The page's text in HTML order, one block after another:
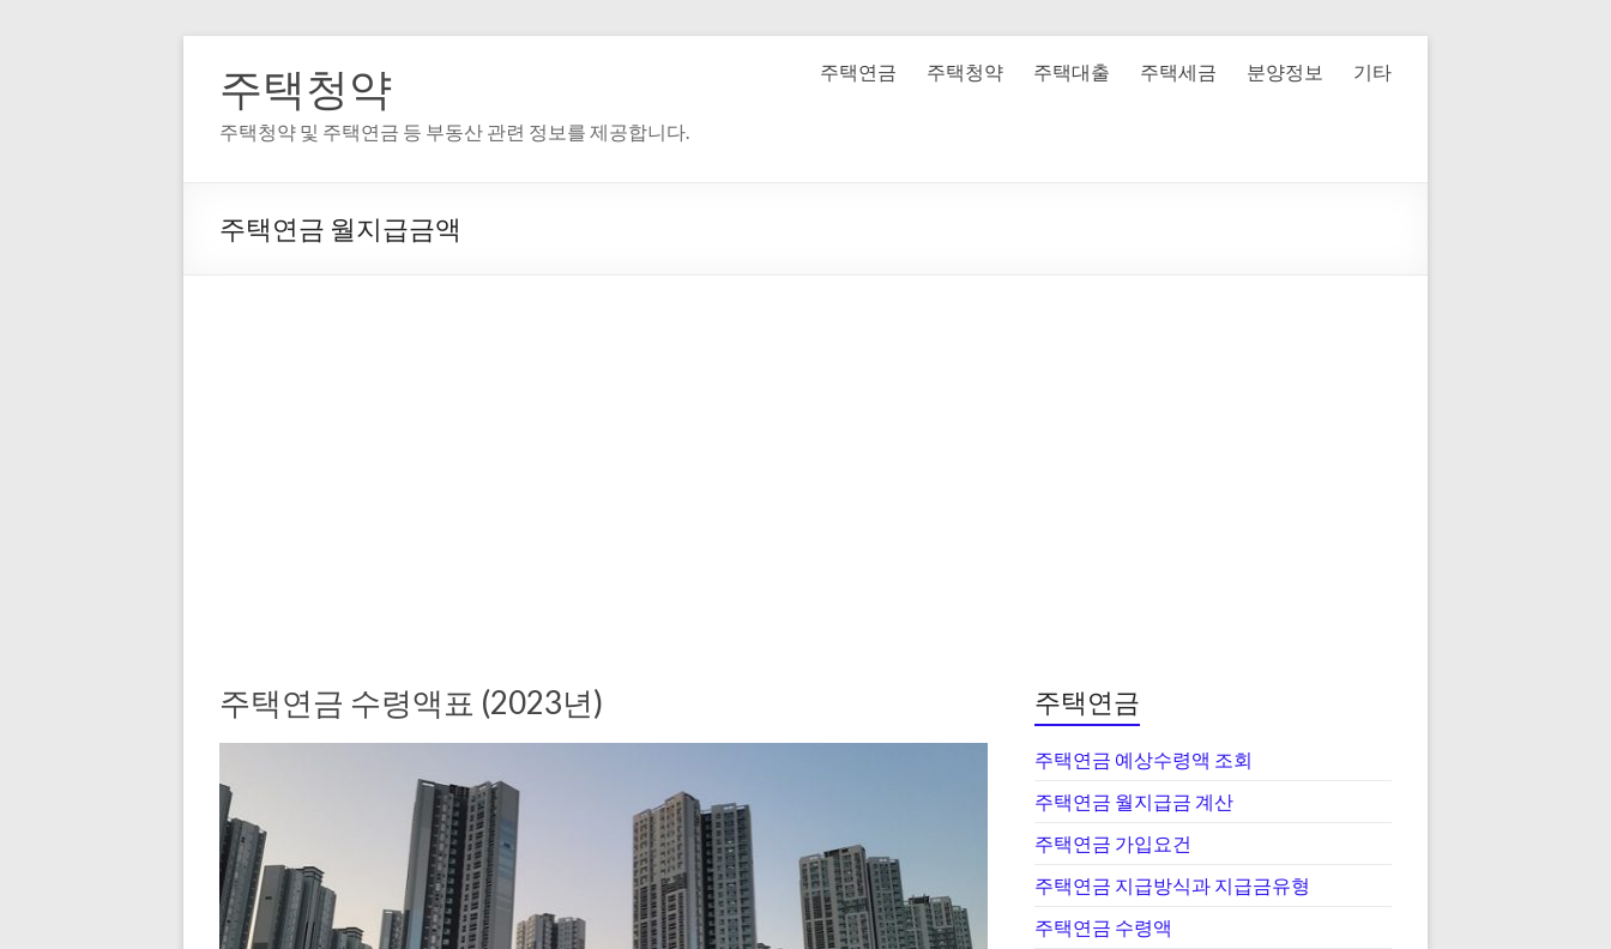
주택청약
주택청약 및 주택연금 등 부동산 관련 정보를 제공합니다.
주택연금 주택청약 주택대출 주택세금 분양정보 기타
주택연금 월지급금액
주택연금 수령액표 (2023년) 주택연금
주택연금 예상수령액 조회
주택연금 월지급금 계산
주택연금 가입요건
주택연금 지급방식과 지급금유형
주택연금 수령액